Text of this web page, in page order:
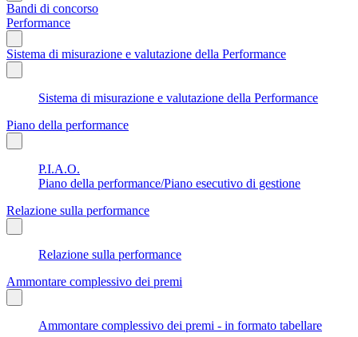
Bandi di concorso
Performance
Sistema di misurazione e valutazione della Performance
Sistema di misurazione e valutazione della Performance
Piano della performance
P.I.A.O.
Piano della performance/Piano esecutivo di gestione
Relazione sulla performance
Relazione sulla performance
Ammontare complessivo dei premi
Ammontare complessivo dei premi - in formato tabellare